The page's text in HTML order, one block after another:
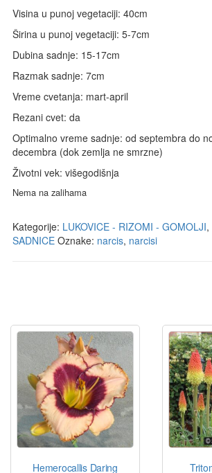
Visina u punoj vegetaciji: 40cm
Širina u punoj vegetaciji: 5-7cm
Dubina sadnje: 15-17cm
Razmak sadnje: 7cm
Vreme cvetanja: mart-april
Rezani cvet: da
Optimalno vreme sadnje: od septembra do
decembra (dok zemlja ne smrzne)
Životni vek: višegodišnja
Nema na zalihama
Kategorije: LUKOVICE - RIZOMI - GOMOLJI,
SADNICE Oznake: narcis, narcisi
Hemerocallis Daring